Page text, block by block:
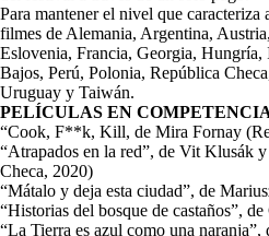
Para mantener el nivel que caracteriza
filmes de Alemania, Argentina,
Eslovenia, Francia, Georgia,
Bajos, Perú, Polonia, República
Uruguay y Taiwán.
PELÍCULAS EN
“Cook, F**k, Kill, de Mira Fornay
“Atrapados en la red”, de Vit Klusák
Checa, 2020)
“Mátalo y deja esta ciudad”, de
“Historias del bosque de castaños”,
“La Tierra es azul como una